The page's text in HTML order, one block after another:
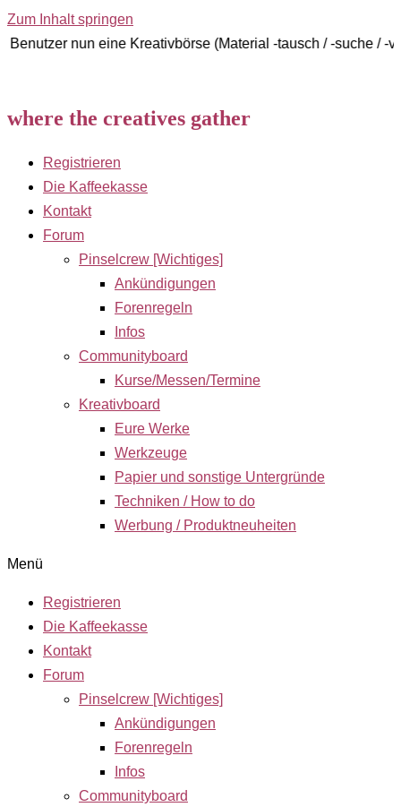
Zum Inhalt springen
nun eine Kreativbörse (Material -tausch / -suche / -verkauf)
where the creatives gather
Registrieren
Die Kaffeekasse
Kontakt
Forum
Pinselcrew [Wichtiges]
Ankündigungen
Forenregeln
Infos
Communityboard
Kurse/Messen/Termine
Kreativboard
Eure Werke
Werkzeuge
Papier und sonstige Untergründe
Techniken / How to do
Werbung / Produktneuheiten
Menü
Registrieren
Die Kaffeekasse
Kontakt
Forum
Pinselcrew [Wichtiges]
Ankündigungen
Forenregeln
Infos
Communityboard